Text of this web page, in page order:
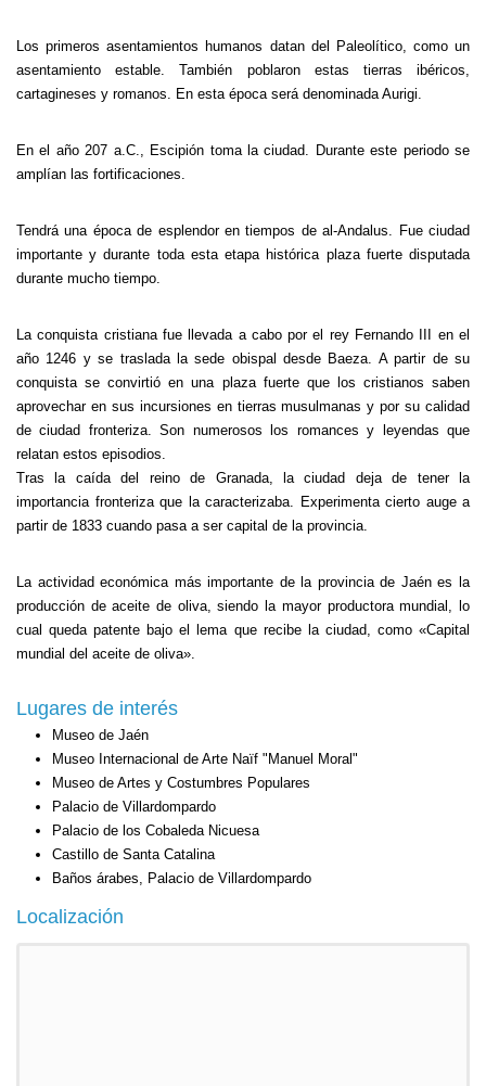
Los primeros asentamientos humanos datan del Paleolí­tico, como un
asentamiento estable. También poblaron estas tierras ibéricos,
cartagineses y romanos. En esta época será denominada Aurigi.
En el año 207 a.C., Escipión toma la ciudad. Durante este periodo se
amplí­an las fortificaciones.
Tendrá una época de esplendor en tiempos de al-Andalus. Fue ciudad
importante y durante toda esta etapa histórica plaza fuerte disputada
durante mucho tiempo.
La conquista cristiana fue llevada a cabo por el rey Fernando III en el
año 1246 y se traslada la sede obispal desde Baeza. A partir de su
conquista se convirtió en una plaza fuerte que los cristianos saben
aprovechar en sus incursiones en tierras musulmanas y por su calidad
de ciudad fronteriza. Son numerosos los romances y leyendas que
relatan estos episodios.
Tras la caí­da del reino de Granada, la ciudad deja de tener la
importancia fronteriza que la caracterizaba. Experimenta cierto auge a
partir de 1833 cuando pasa a ser capital de la provincia.
La actividad económica más importante de la provincia de Jaén es la
producción de aceite de oliva, siendo la mayor productora mundial, lo
cual queda patente bajo el lema que recibe la ciudad, como «Capital
mundial del aceite de oliva».
Lugares de interés
Museo de Jaén
Museo Internacional de Arte Naïf "Manuel Moral"
Museo de Artes y Costumbres Populares
Palacio de Villardompardo
Palacio de los Cobaleda Nicuesa
Castillo de Santa Catalina
Baños árabes, Palacio de Villardompardo
Localización